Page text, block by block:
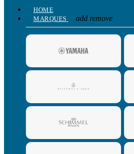
HOME
MARQUES
add remove